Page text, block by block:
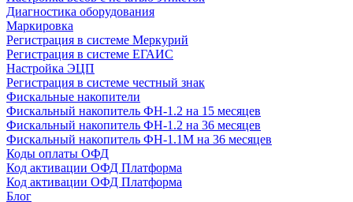
Диагностика оборудования
Маркировка
Регистрация в системе Меркурий
Регистрация в системе ЕГАИС
Настройка ЭЦП
Регистрация в системе честный знак
Фискальные накопители
Фискальный накопитель ФН-1.2 на 15 месяцев
Фискальный накопитель ФН-1.2 на 36 месяцев
Фискальный накопитель ФН-1.1М на 36 месяцев
Коды оплаты ОФД
Код активации ОФД Платформа
Код активации ОФД Платформа
Блог